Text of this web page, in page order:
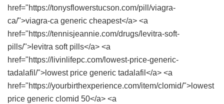
href="https://tonysflowerstucson.com/pill/viagra-
ca/">viagra-ca generic cheapest</a> <a
href="https://tennisjeannie.com/drugs/levitra-soft-
pills/">levitra soft pills</a> <a
href="https://livinlifepc.com/lowest-price-generic-
tadalafil/">lowest price generic tadalafil</a> <a
href="https://yourbirthexperience.com/item/clomid/">lowest
price generic clomid 50</a> <a